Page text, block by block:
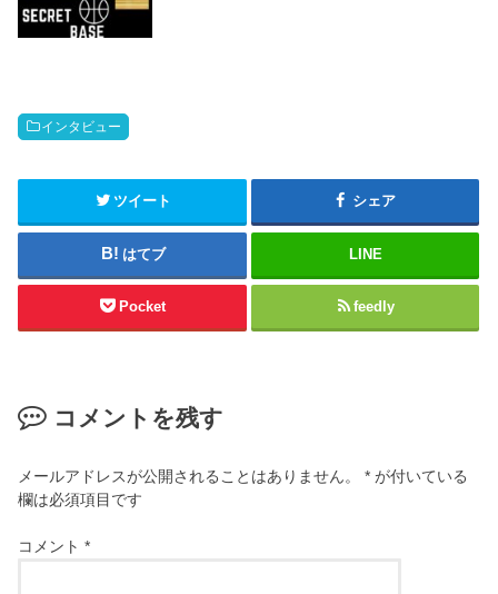
インタビュー
ツイート シェア
はてブ LINE
Pocket feedly
コメントを残す
メールアドレスが公開されることはありません。 * が付いている
欄は必須項目です
コメント*